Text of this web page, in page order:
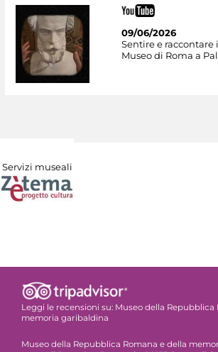
09/06/2026
Sentire e raccontare
Museo di Roma a
Servizi museali
Leggi le recensioni su: Museo della Repubblica
memoria garibaldina
Museo della Repubblica Romana e della